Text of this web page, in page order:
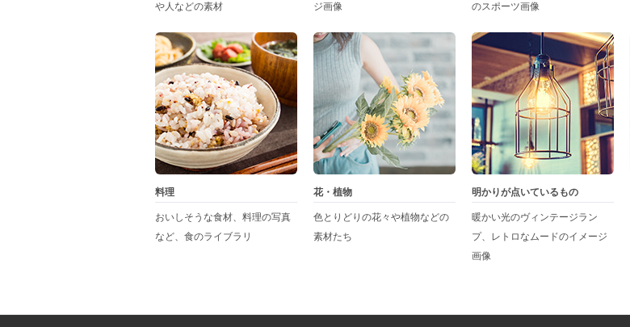
や人などの素材
ジ画像
のスポーツ画像
料理
おいしそうな食材、料理の写真
など、食のライブラリ
花・植物
色とりどりの花々や植物などの
素材たち
明かりが点いているもの
暖かい光のヴィンテージラン
プ、レトロなムードのイメージ
画像